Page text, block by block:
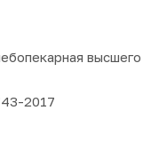
2017